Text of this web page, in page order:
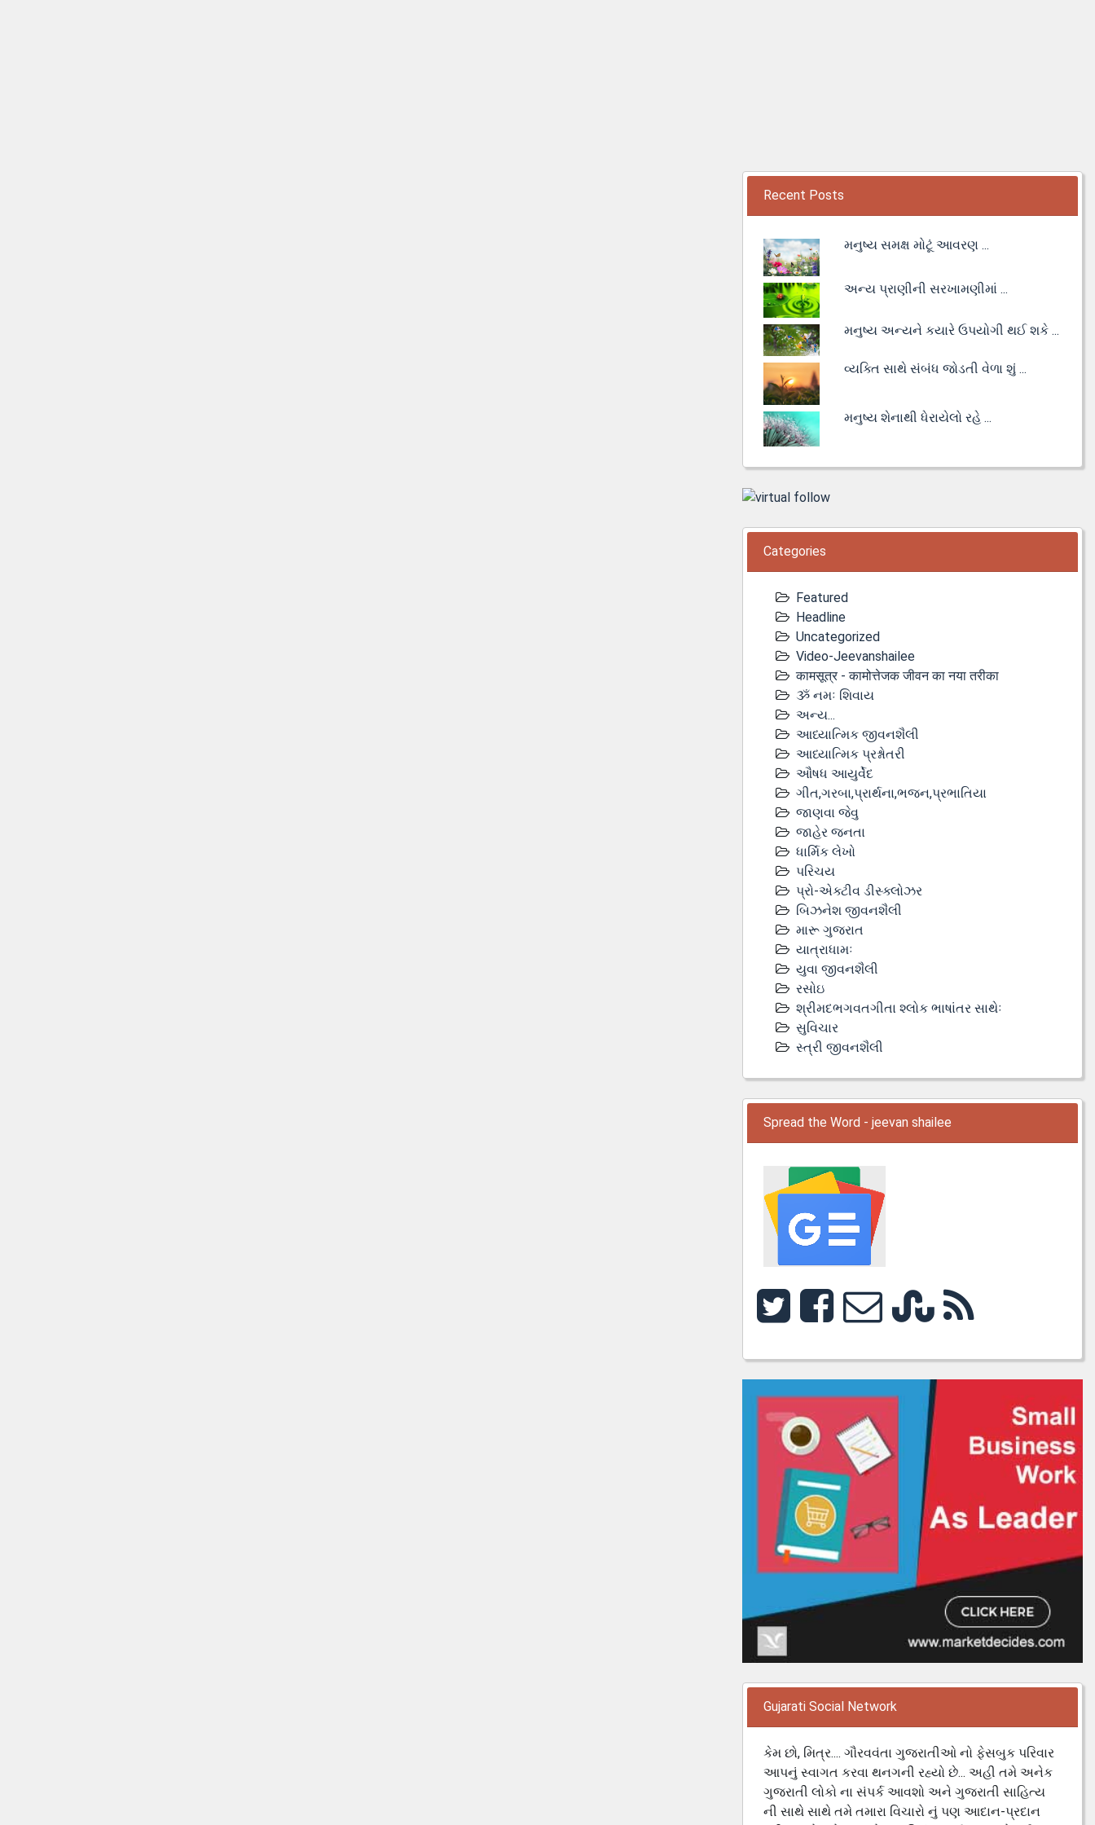
Recent Posts
મનુષ્ય સમક્ષ મોટૂં આવરણ ...
અન્ય પ્રાણીની સરખામણીમાં ...
મનુષ્ય અન્યને કયારે ઉપયોગી થઈ શકે ...
વ્યક્તિ સાથે સંબંધ જોડતી વેળા શું ...
મનુષ્ય શેનાથી ધેરાયેલો રહે ...
Categories
Featured
Headline
Uncategorized
Video-Jeevanshailee
कामसूत्र - कामोत्तेजक जीवन का नया तरीका
ૐ નમઃ શિવાય
અન્ય...
આધ્યાત્મિક જીવનશૈલી
આધ્યાત્મિક પ્રશ્નોતરી
ઔષધ આયુર્વેદ
ગીત,ગરબા,પ્રાર્થના,ભજન,પ્રભાતિયા
જાણવા જેવુ
જાહેર જનતા
ધાર્મિક લેખો
પરિચય
પ્રો-એક્ટીવ ડીસ્‍ક્લોઝર
બિઝનેશ જીવનશૈલી
મારૂ ગુજરાત
યાત્રાધામઃ
યુવા જીવનશૈલી
રસોઇ
શ્રીમદભગવતગીતા શ્લોક ભાષાંતર સાથેઃ
સુવિચાર
સ્ત્રી જીવનશૈલી
Spread the Word - jeevan shailee
Gujarati Social Network
કેમ છો, મિત્ર.... ગૌરવવંતા ગુજરાતીઓ નો ફેસબુક પરિવાર
આપનું સ્વાગત કરવા થનગની રહ્યો છે... અહી તમે અનેક
ગુજરાતી લોકો ના સંપર્ક આવશો અને ગુજરાતી સાહિત્ય
ની સાથે સાથે તમે તમારા વિચારો નું પણ આદાન-પ્રદાન